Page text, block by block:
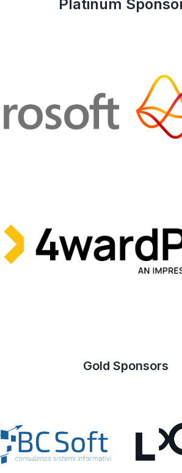
Platinum
Gold Sponsors